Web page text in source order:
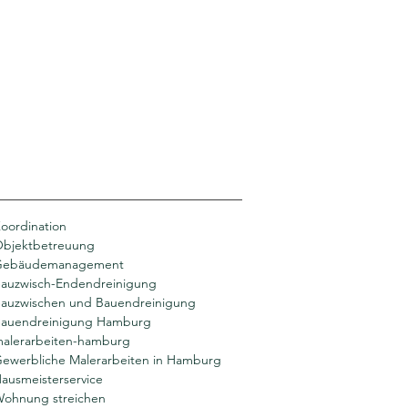
Endendreinigung
und Bauendreinigung
Hamburg
hamburg
Malerarbeiten in Hamburg
streichen